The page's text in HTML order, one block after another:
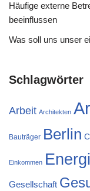
Häufige externe
beeinflussen
Was soll uns unser
Schlagwörter
Arbeit Architekten
Bauträger Berlin
Einkommen
Gesellschaft